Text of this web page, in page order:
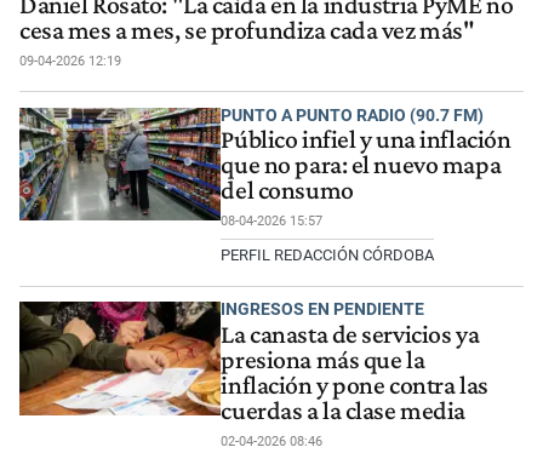
cesa mes a mes, se profundiza cada vez más"
09-04-2026 12:19
PUNTO A PUNTO RADIO (90.7 FM)
Público infiel y una inflación
que no para: el nuevo mapa
del consumo
08-04-2026 15:57
PERFIL REDACCIÓN CÓRDOBA
INGRESOS EN PENDIENTE
La canasta de servicios ya
presiona más que la
inflación y pone contra las
cuerdas a la clase media
02-04-2026 08:46